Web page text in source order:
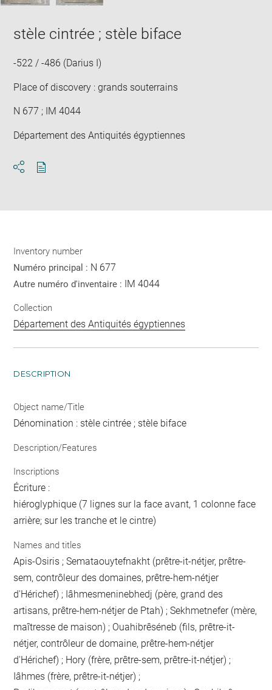
stèle cintrée ; stèle biface
-522 / -486 (Darius I)
Place of discovery : grands souterrains
N 677 ; IM 4044
Département des Antiquités égyptiennes
Inventory number
Numéro principal : N 677
Autre numéro d'inventaire : IM 4044
Collection
Département des Antiquités égyptiennes
DESCRIPTION
Object name/Title
Dénomination : stèle cintrée ; stèle biface
Description/Features
Inscriptions
Écriture :
hiéroglyphique (7 lignes sur la face avant, 1 colonne face
arrière; sur les tranche et le cintre)
Names and titles
Apis-Osiris ; Semataouytefnakht (prêtre-it-nétjer, prêtre-
sem, contrôleur des domaines, prêtre-hem-nétjer
d'Hérichef) ; Iâhmesmeninebhedj (père, grand des
artisans, prêtre-hem-nétjer de Ptah) ; Sekhmetnefer (mère,
maîtresse de maison) ; Ouahibrêséneb (fils, prêtre-it-
nétjer, contrôleur de domaine, prêtre-hem-nétjer
d'Hérichef) ; Hory (frère, prêtre-sem, prêtre-it-nétjer) ;
Iâhmes (frère, prêtre-it-nétjer) ;